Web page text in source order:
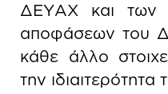
ΔΕΥΑΧ και των
αποφάσεων του
κάθε άλλο
την